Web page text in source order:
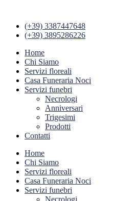
(+39) 3387447648
(+39) 3895286226
Home
Chi Siamo
Servizi floreali
Casa Funeraria Noci
Servizi funebri
Necrologi
Anniversari
Trigesimi
Prodotti
Contatti
Home
Chi Siamo
Servizi floreali
Casa Funeraria Noci
Servizi funebri
Necrologi